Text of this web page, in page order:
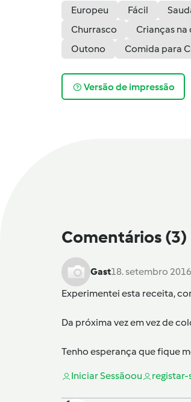
Europeu
Fácil
Churrasco
Crianças na
Outono
Comida para
Versão de impressão
Comentários (3)
Gast18. setembro
Experimentei esta receita,
Da próxima vez em vez de
Tenho esperança que fique
Iniciar Sessãoou registar-